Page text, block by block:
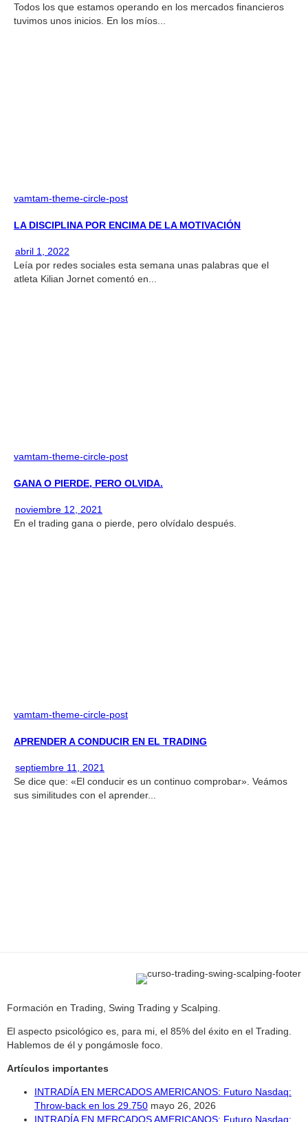
Todos los que estamos operando en los mercados financieros
tuvimos unos inicios. En los míos...
vamtam-theme-circle-post
LA DISCIPLINA POR ENCIMA DE LA MOTIVACIÓN
abril 1, 2022
Leía por redes sociales esta semana unas palabras que el
atleta Kilian Jornet comentó en...
vamtam-theme-circle-post
GANA O PIERDE, PERO OLVIDA.
noviembre 12, 2021
En el trading gana o pierde, pero olvídalo después.
vamtam-theme-circle-post
APRENDER A CONDUCIR EN EL TRADING
septiembre 11, 2021
Se dice que: «El conducir es un continuo comprobar». Veámos
sus similitudes con el aprender...
Formación en Trading, Swing Trading y Scalping.
El aspecto psicológico es, para mi, el 85% del éxito en el Trading.
Hablemos de él y pongámosle foco.
Artículos importantes
INTRADÍA EN MERCADOS AMERICANOS: Futuro Nasdaq:
Throw-back en los 29.750 mayo 26, 2026
INTRADÍA EN MERCADOS AMERICANOS: Futuro Nasdaq: